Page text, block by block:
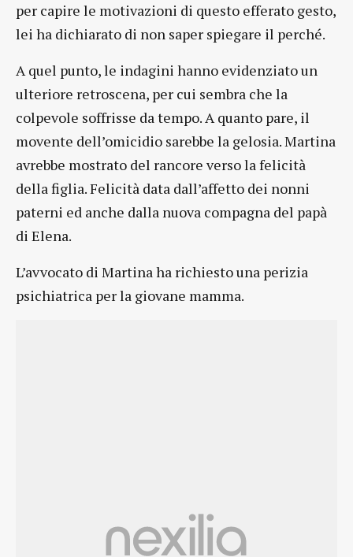
per capire le motivazioni di questo efferato gesto,
lei ha dichiarato di non saper spiegare il perché.
A quel punto, le indagini hanno evidenziato un
ulteriore retroscena, per cui sembra che la
colpevole soffrisse da tempo. A quanto pare, il
movente dell’omicidio sarebbe la gelosia. Martina
avrebbe mostrato del rancore verso la felicità
della figlia. Felicità data dall’affetto dei nonni
paterni ed anche dalla nuova compagna del papà
di Elena.
L’avvocato di Martina ha richiesto una perizia
psichiatrica per la giovane mamma.